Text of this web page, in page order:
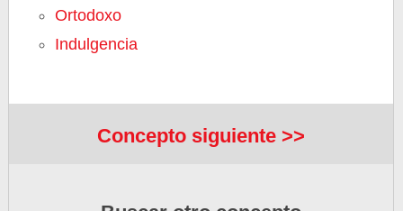
Ortodoxo
Indulgencia
Concepto siguiente >>